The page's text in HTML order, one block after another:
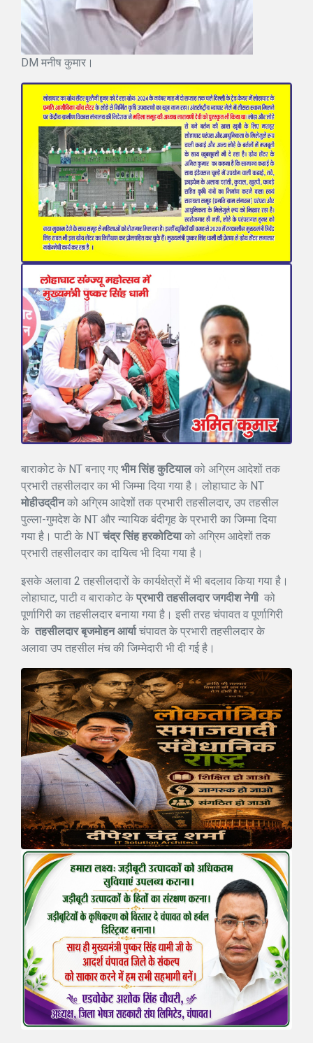
DM मनीष कुमार।
बाराकोट के NT बनाए गए भीम सिंह कुटियालको अग्रिम आदेशों तक
प्रभारी तहसीलदार का भी जिम्मा दिया गया है। लोहाघाट के NT
मोहीउद्‌दीनको अग्रिम आदेशों तक प्रभारी तहसीलदार, उप तहसील
पुल्ला-गुमदेश के NT और न्यायिक बंदीगृह के प्रभारी का जिम्मा दिया
गया है। पाटी के NT चंद्र सिंह हरकोटियाको अग्रिम आदेशों तक
प्रभारी तहसीलदार का दायित्व भी दिया गया है।
इसके अलावा 2 तहसीलदारों के कार्यक्षेत्रों में भी बदलाव किया गया है।
लोहाघाट, पाटी व बाराकोट के प्रभारी तहसीलदार जगदीश नेगीको
पूर्णागिरी का तहसीलदार बनाया गया है। इसी तरह चंपावत व पूर्णागिरी
के तहसीलदार बृजमोहन आर्याचंपावत के प्रभारी तहसीलदार के
अलावा उप तहसील मंच की जिम्मेदारी भी दी गई है।